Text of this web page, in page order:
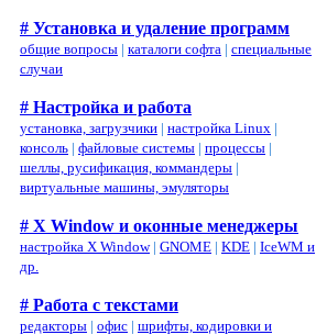
# Установка и удаление программ
общие вопросы | каталоги софта | специальные
случаи
# Настройка и работа
установка, загрузчики | настройка Linux |
консоль | файловые системы | процессы |
шеллы, русификация, коммандеры |
виртуальные машины, эмуляторы
# X Window и оконные менеджеры
настройка X Window| GNOME | KDE | IceWM и
др.
# Работа с текстами
редакторы | офис | шрифты, кодировки и